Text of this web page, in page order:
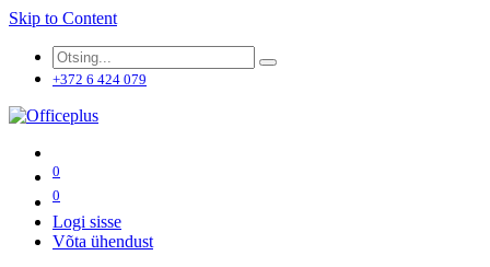
Skip to Content
+372 6 424 079
0
0
Logi sisse
Võta ühendust